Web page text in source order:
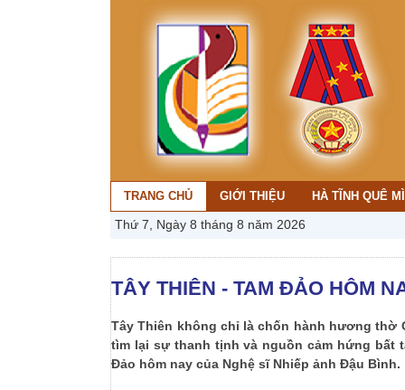
TRANG CHỦ GIỚI THIỆU HÀ TĨNH QUÊ
Thứ 7, Ngày 8 tháng 8 năm 2026
TÂY THIÊN - TAM ĐẢO HÔM
Tây Thiên không chỉ là chốn hành hương thờ
tìm lại sự thanh tịnh và nguồn cảm hứng bất
Đảo hôm nay của Nghệ sĩ Nhiếp ảnh Đậu Bình.